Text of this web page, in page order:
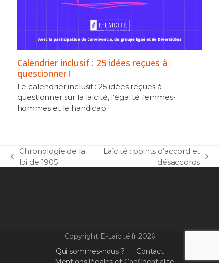
Calendrier inclusif : 25 idées reçues à
questionner !
Le calendrier inclusif : 25 idées reçues à
questionner sur la laïcité, l’égalité femmes-
hommes et le handicap !
previous
Chronologie de la
loi de 1905
Laïcité : points d’accord et
désaccords
Copyright E-Laïcité.fr 2026
Qui sommes-nous ?
Contact